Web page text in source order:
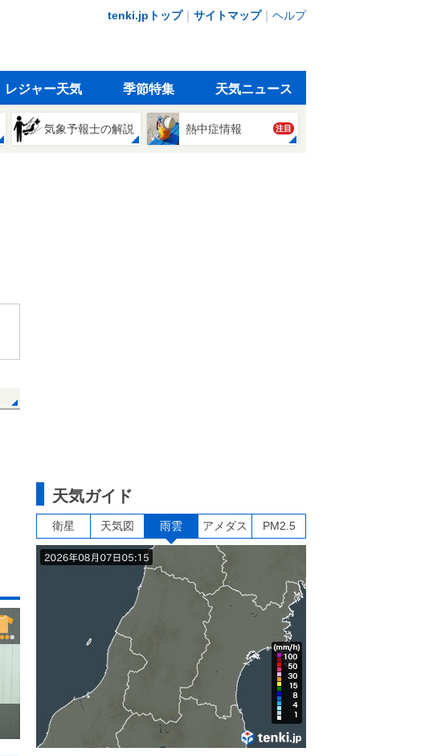
tenki.jpトップ｜ サイトマップ｜ ヘルプ
レジャー天気 季節特集 天気ニュース
気象予報士の解説 熱中症情報 注目
天気ガイド
衛星 天気図 雨雲 アメダス PM2.5